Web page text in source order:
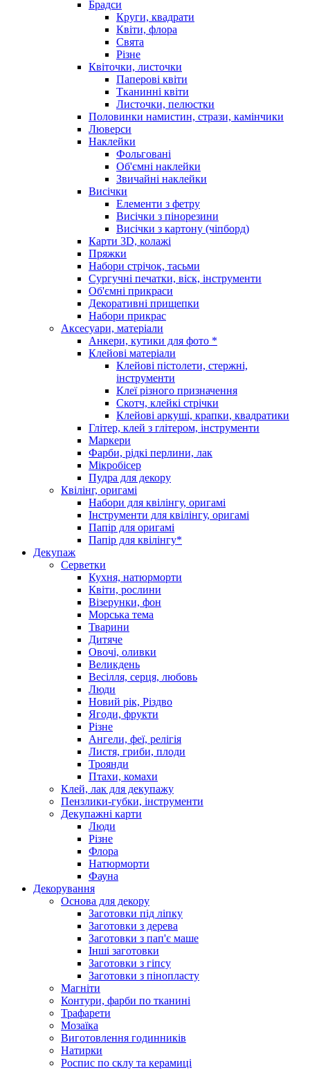
Брадси
Круги, квадрати
Квіти, флора
Свята
Різне
Квіточки, листочки
Паперові квіти
Тканинні квіти
Листочки, пелюстки
Половинки намистин, стрази, камінчики
Люверси
Наклейки
Фольговані
Об'ємні наклейки
Звичайні наклейки
Висічки
Елементи з фетру
Висічки з пінорезини
Висічки з картону (чіпборд)
Карти 3D, колажі
Пряжки
Набори стрічок, тасьми
Сургучні печатки, віск, інструменти
Об'ємні прикраси
Декоративні прищепки
Набори прикрас
Аксесуари, матеріали
Анкери, кутики для фото *
Клейові матеріали
Клейові пістолети, стержні,
інструменти
Клеї різного призначення
Скотч, клейкі стрічки
Клейові аркуші, крапки, квадратики
Глітер, клей з глітером, інструменти
Маркери
Фарби, рідкі перлини, лак
Мікробісер
Пудра для декору
Квілінг, оригамі
Набори для квілінгу, оригамі
Інструменти для квілінгу, оригамі
Папір для оригамі
Папір для квілінгу*
Декупаж
Серветки
Кухня, натюрморти
Квіти, рослини
Візерунки, фон
Морська тема
Тварини
Дитяче
Овочі, оливки
Великдень
Весілля, серця, любовь
Люди
Новий рік, Різдво
Ягоди, фрукти
Різне
Ангели, феї, релігія
Листя, гриби, плоди
Троянди
Птахи, комахи
Клей, лак для декупажу
Пензлики-губки, інструменти
Декупажні карти
Люди
Різне
Флора
Натюрморти
Фауна
Декорування
Основа для декору
Заготовки під ліпку
Заготовки з дерева
Заготовки з пап'є маше
Інші заготовки
Заготовки з гіпсу
Заготовки з пінопласту
Магніти
Контури, фарби по тканині
Трафарети
Мозаїка
Виготовлення годинників
Натирки
Роспис по склу та керамиці